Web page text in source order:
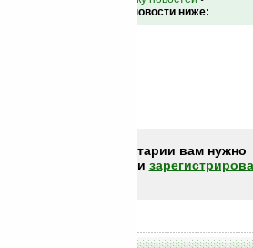
Обсуждение этой новости ниже:
Чтобы писать комментарии вам нужно
или